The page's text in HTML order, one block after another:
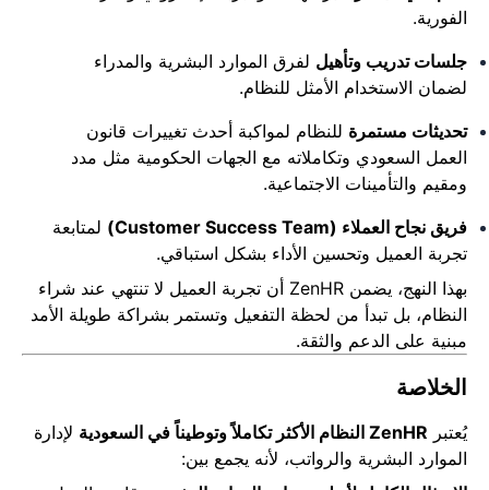
الفورية.
جلسات تدريب وتأهيل لفرق الموارد البشرية والمدراء
لضمان الاستخدام الأمثل للنظام.
تحديثات مستمرة للنظام لمواكبة أحدث تغييرات قانون
العمل السعودي وتكاملاته مع الجهات الحكومية مثل مدد
ومقيم والتأمينات الاجتماعية.
فريق نجاح العملاء (Customer Success Team)
لمتابعة
تجربة العميل وتحسين الأداء بشكل استباقي.
بهذا النهج، يضمن ZenHR أن تجربة العميل لا تنتهي عند شراء
النظام، بل تبدأ من لحظة التفعيل وتستمر بشراكة طويلة الأمد
مبنية على الدعم والثقة.
الخلاصة
يُعتبر ZenHR النظام الأكثر تكاملاً وتوطيناً في السعودية
لإدارة
الموارد البشرية والرواتب، لأنه يجمع بين: